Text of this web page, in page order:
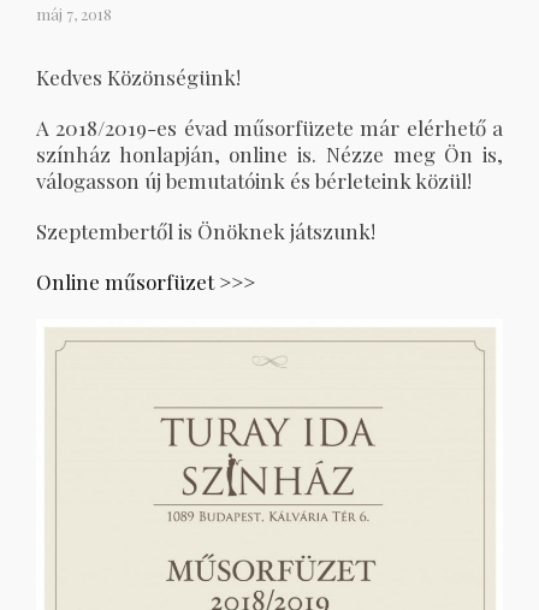
máj 7, 2018
Kedves Közönségünk!
A 2018/2019-es évad műsorfüzete már elérhető a
színház honlapján, online is. Nézze meg Ön is,
válogasson új bemutatóink és bérleteink közül!
Szeptembertől is Önöknek játszunk!
Online műsorfüzet >>>